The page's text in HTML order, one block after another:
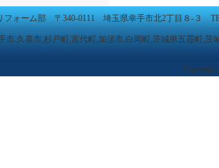
ォーム部 〒340-0111 埼玉県幸手市北2丁目８-３
市,久喜市,杉戸町,宮代町,加須市,白岡町,茨城県五霞町,茨